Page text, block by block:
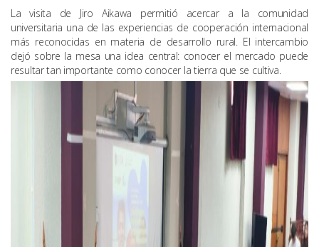
La visita de Jiro Aikawa permitió acercar a la comunidad
universitaria una de las experiencias de cooperación internacional
más reconocidas en materia de desarrollo rural. El intercambio
dejó sobre la mesa una idea central: conocer el mercado puede
resultar tan importante como conocer la tierra que se cultiva.